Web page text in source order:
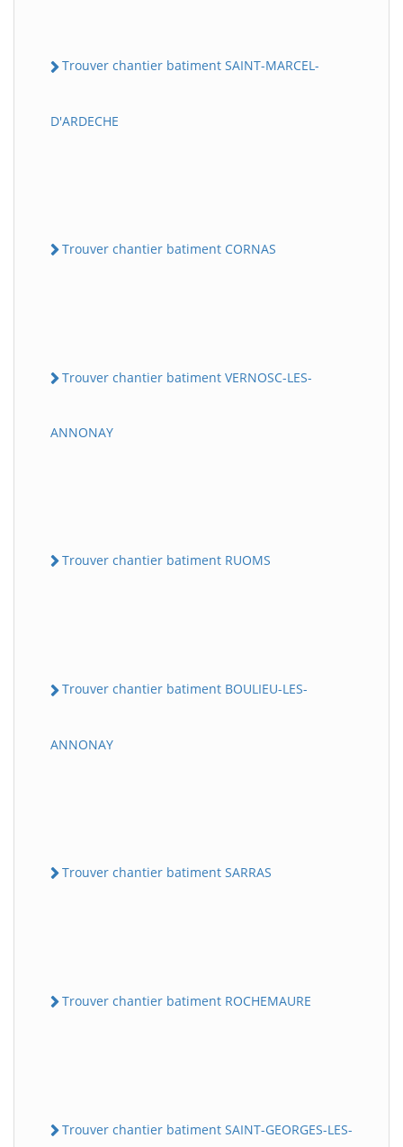
Trouver chantier batiment SAINT-MARCEL-
D'ARDECHE
Trouver chantier batiment CORNAS
Trouver chantier batiment VERNOSC-LES-
ANNONAY
Trouver chantier batiment RUOMS
Trouver chantier batiment BOULIEU-LES-
ANNONAY
Trouver chantier batiment SARRAS
Trouver chantier batiment ROCHEMAURE
Trouver chantier batiment SAINT-GEORGES-LES-